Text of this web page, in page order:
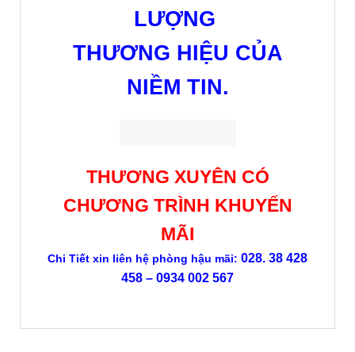
LƯỢNG
THƯƠNG HIỆU CỦA
NIỀM TIN.
THƯƠNG XUYÊN CÓ
CHƯƠNG TRÌNH KHUYẾN
MÃI
Chi Tiết xin liên hệ phòng hậu mãi: 028. 38 428
458 – 0934 002 567